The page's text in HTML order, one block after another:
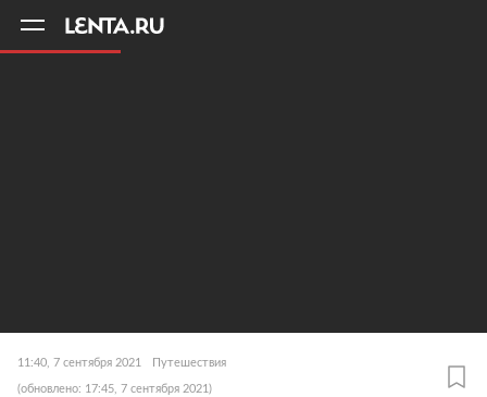
11:40, 7 сентября 2021 Путешествия
(обновлено: 17:45, 7 сентября 2021)